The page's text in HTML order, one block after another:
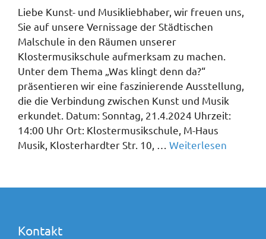
Liebe Kunst- und Musikliebhaber, wir freuen uns,
Sie auf unsere Vernissage der Städtischen
Malschule in den Räumen unserer
Klostermusikschule aufmerksam zu machen.
Unter dem Thema „Was klingt denn da?“
präsentieren wir eine faszinierende Ausstellung,
die die Verbindung zwischen Kunst und Musik
erkundet. Datum: Sonntag, 21.4.2024 Uhrzeit:
14:00 Uhr Ort: Klostermusikschule, M-Haus
Musik, Klosterhardter Str. 10, … Weiterlesen
Kontakt